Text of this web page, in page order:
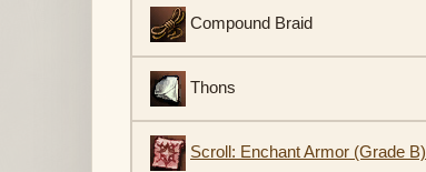
Compound Braid
Thons
Scroll: Enchant Armor (Grade B)